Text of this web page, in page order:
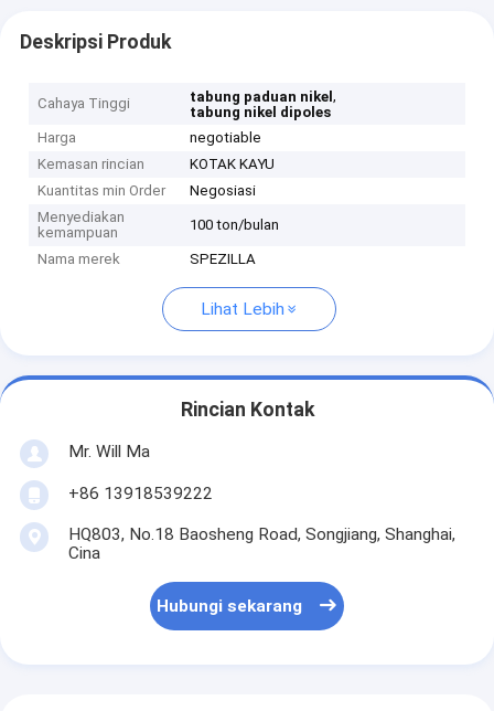
Deskripsi Produk
Cahaya Tinggi tabung paduan nikel,
tabung nikel dipoles
Harga
negotiable
Kemasan rincian
KOTAK KAYU
Kuantitas min Order
Negosiasi
Menyediakan
kemampuan
100 ton/bulan
Nama merek SPEZILLA
Lihat Lebih
Rincian Kontak
Mr. Will Ma
+86 13918539222
HQ803, No.18 Baosheng Road, Songjiang, Shanghai,
Cina
Hubungi sekarang